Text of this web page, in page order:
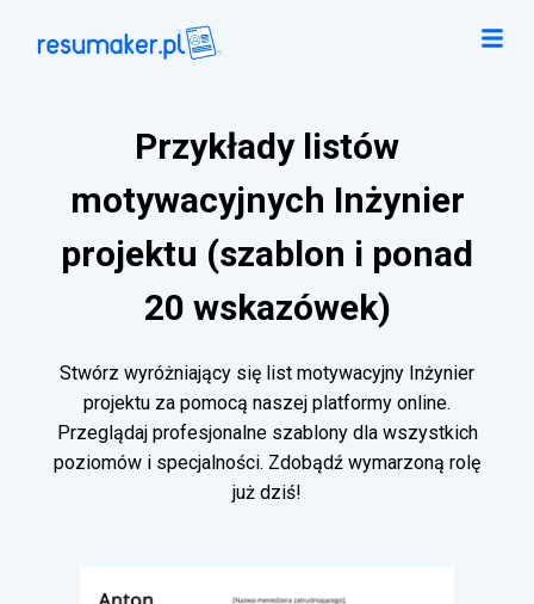
Przykłady listów
motywacyjnych Inżynier
projektu (szablon i ponad
20 wskazówek)
Stwórz wyróżniający się list motywacyjny Inżynier
projektu za pomocą naszej platformy online.
Przeglądaj profesjonalne szablony dla wszystkich
poziomów i specjalności. Zdobądź wymarzoną rolę
już dziś!